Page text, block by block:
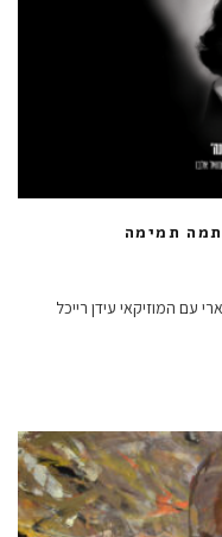
תמימה
עם המוזיקאי עידן רייכל